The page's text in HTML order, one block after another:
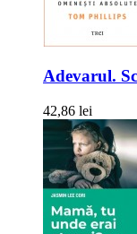
Adevarul.
42,86 lei